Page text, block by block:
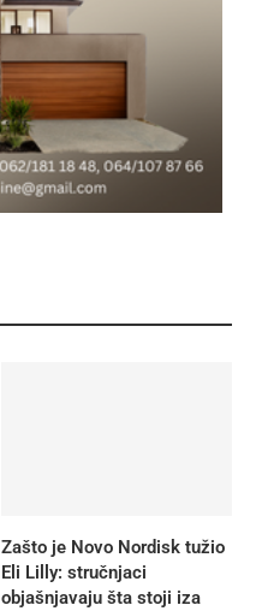
Zašto je Novo Nordisk tužio
Eli Lilly: stručnjaci
objašnjavaju šta stoji iza